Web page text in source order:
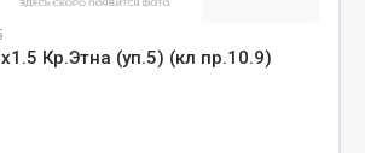
Кр.Этна (уп.5) (кл пр.10.9)